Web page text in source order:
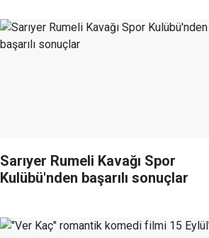
Sarıyer Rumeli Kavağı Spor
Kulübü'nden başarılı sonuçlar